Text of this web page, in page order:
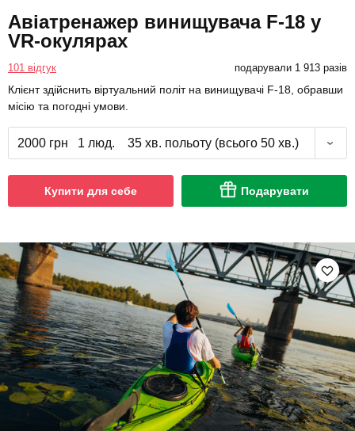
Авіатренажер винищувача F-18 у
VR-окулярах
101 відгук подарували 1 913 разів
Клієнт здійснить віртуальний політ на винищувачі F-18, обравши
місію та погодні умови.
2000 грн 1 люд. 35 хв. польоту (всього 50 хв.)
Купити для себе Подарувати